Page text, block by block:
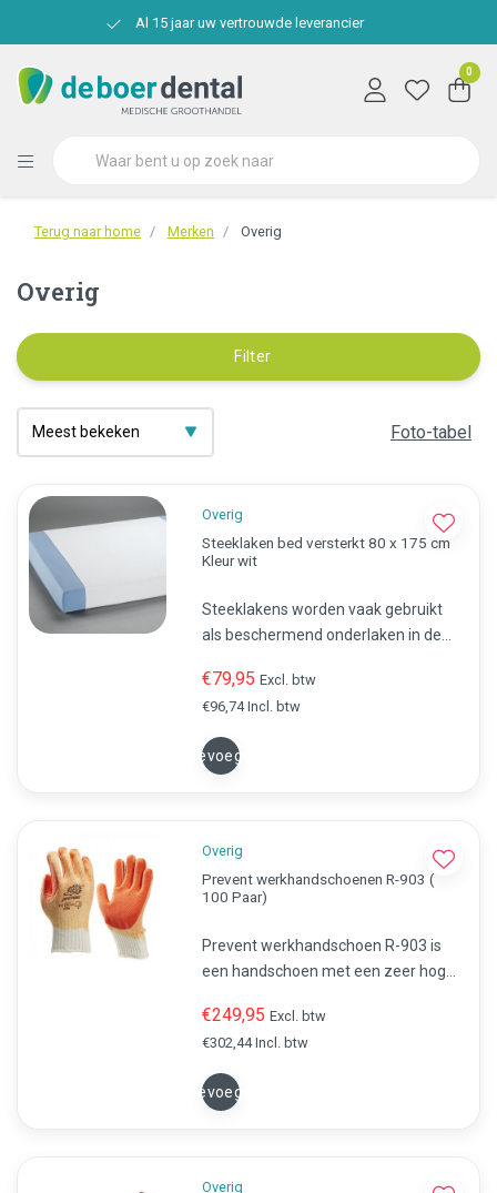
Al 15 jaar uw vertrouwde leverancier
0
Terug naar home Merken Overig
Overig
Filter
Foto-tabel
Overig
Steeklaken bed versterkt 80 x 175 cm
Kleur wit
Steeklakens worden vaak gebruikt
als beschermend onderlaken in de
beschikbaar in twee verschillende
afmetingen (80 x 175 cm en 80 x
210 cm)
€79,95 Excl. btw
€96,74 Incl. btw
Toevoegen
Overig
Prevent werkhandschoenen R-903 (
100 Paar)
Prevent werkhandschoen R-903 is
een handschoen met een zeer hoge
scheurbestendig. Koop Prevent
werkhandschoenen voordelig bij de
Boer.
€249,95 Excl. btw
€302,44 Incl. btw
Toevoegen
Overig